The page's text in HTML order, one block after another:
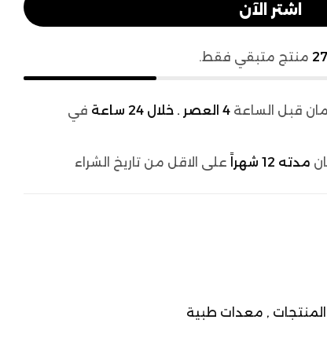
اشتر الآن
27 منتج متبقي فقط.
قبل الساعة
في
مدته 12 شهراً على الاقل من تاريخ الشراء
, معدات طبية